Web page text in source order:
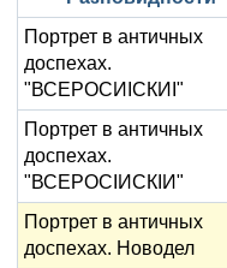
Для Речи Посполитой
Портрет в античных
доспехах.
"ВСЕРОСИIСКИI"
Портрет в античных
доспехах.
"ВСЕРОСIИСКIИ"
Портрет в античных
доспехах. Новодел